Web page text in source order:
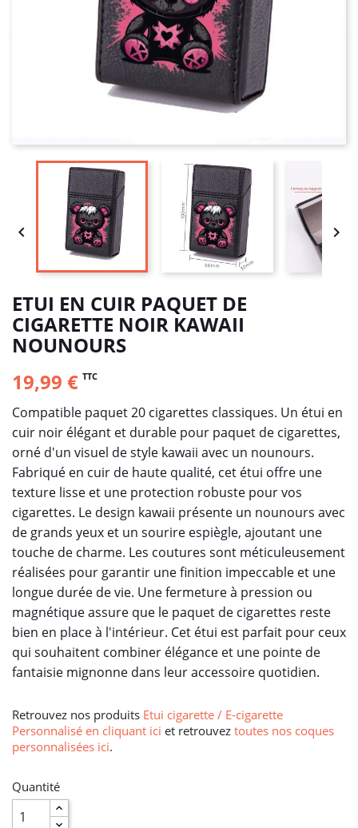
 
ETUI EN CUIR PAQUET DE
CIGARETTE NOIR KAWAII
NOUNOURS
19,99 € TTC
Compatible paquet 20 cigarettes classiques. Un étui en
cuir noir élégant et durable pour paquet de cigarettes,
orné d'un visuel de style kawaii avec un nounours.
Fabriqué en cuir de haute qualité, cet étui offre une
texture lisse et une protection robuste pour vos
cigarettes. Le design kawaii présente un nounours avec
de grands yeux et un sourire espiègle, ajoutant une
touche de charme. Les coutures sont méticuleusement
réalisées pour garantir une finition impeccable et une
longue durée de vie. Une fermeture à pression ou
magnétique assure que le paquet de cigarettes reste
bien en place à l'intérieur. Cet étui est parfait pour ceux
qui souhaitent combiner élégance et une pointe de
fantaisie mignonne dans leur accessoire quotidien.
Retrouvez nos produits Etui cigarette / E-cigarette
Personnalisé en cliquant ici et retrouvez toutes nos coques
personnalisées ici.
Quantité